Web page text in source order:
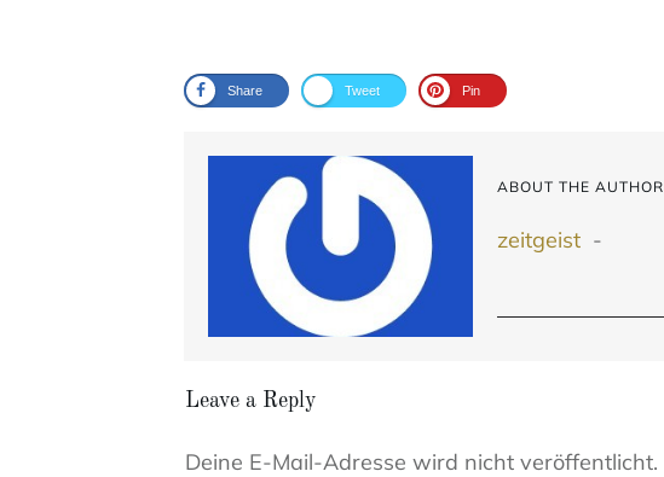
Share Tweet Pin
ABOUT THE AUTHOR
zeitgeist-
Leave a Reply
Deine E-Mail-Adresse wird nicht veröffentlicht.